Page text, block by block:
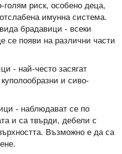
голям риск, особено деца,
имунна система.
брадавици - всеки
се появи на различни части
- най-често засягат
и сиво-
- наблюдават се по
и са твърди, дебели с
Възможно е да са